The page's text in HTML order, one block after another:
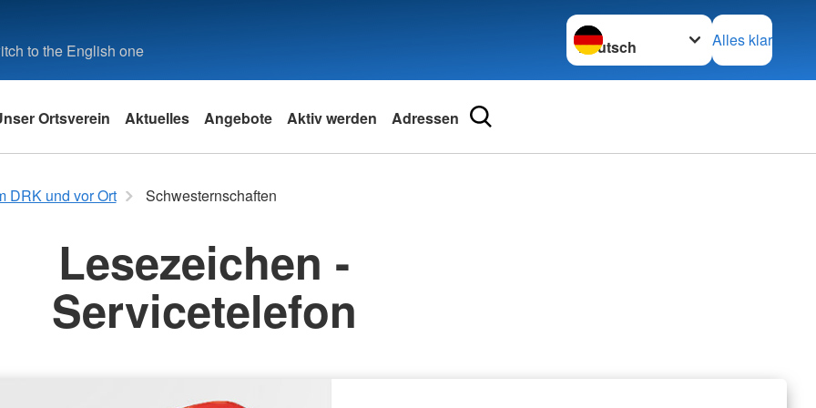
to the English one
Sprache wechseln zu
Alles klar
Ortsverein Aktuelles Angebote
Angebote des DRK
Aktiv werden Adressen
DRK und vor Ort Schwesternschaften
Lesezeichen -
Servicetelefon